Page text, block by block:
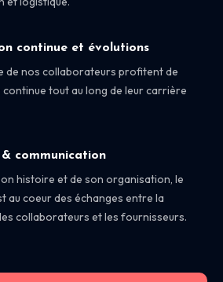
continue et évolutions
de nos collaborateurs profitent de
tout au long de leur carrière
& communication
histoire et de son organisation, le
au coeur des échanges entre la
collaborateurs et les fournisseurs.